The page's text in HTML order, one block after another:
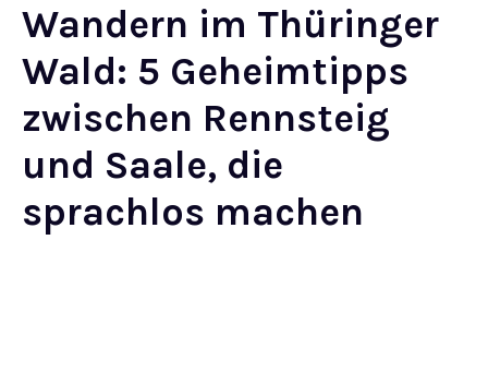
Wandern im Thüringer
Wald: 5 Geheimtipps
zwischen Rennsteig
und Saale, die
sprachlos machen